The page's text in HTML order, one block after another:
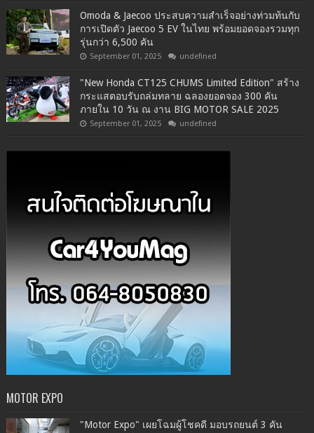
Omoda & Jaecoo ประสบความสำเร็จอย่างท่วมท้นกับ
การเปิดตัว Jaecoo 5 EV ในไทย พร้อมยอดจองรวมทุก
รุ่นกว่า 6,500 คัน
September 01, 2025 undefined
"New Honda CT125 CHUMS Limited Edition" สร้าง
กระแสตอบรับถล่มทลาย ฉลองยอดจอง 300 คัน
ภายใน 10 วัน ณ งาน BIG MOTOR SALE 2025
September 01, 2025 undefined
MOTOR EXPO
"Motor Expo" เผยโฉมผู้โชคดี มอบรถยนต์ 3 คัน